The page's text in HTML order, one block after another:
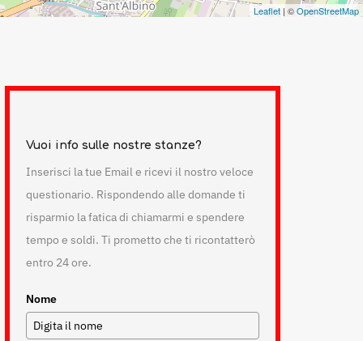
Leaflet | ©OpenStreetMap
Vuoi info sulle nostre stanze?
Inserisci la tue Email e ricevi il nostro veloce
questionario. Rispondendo alle domande ti
risparmio la fatica di chiamarmi e spendere
tempo e soldi. Ti prometto che ti ricontatterò
entro 24 ore.
Nome